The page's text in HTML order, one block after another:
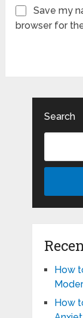
Save my
browser for
Search
How
How